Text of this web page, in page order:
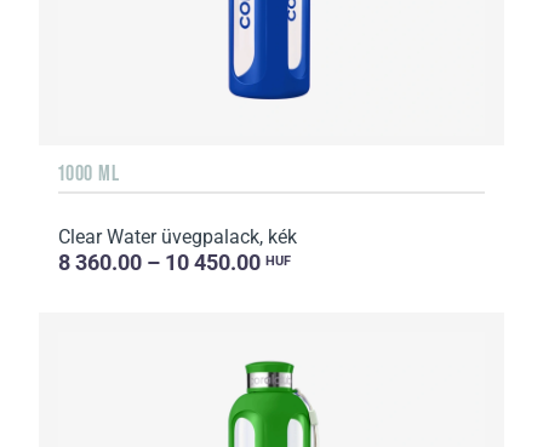
1000 ML
Clear Water üvegpalack, kék
8 360.00 – 10 450.00 HUF